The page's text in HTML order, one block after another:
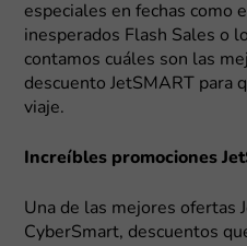
especiales en fechas como
inesperados Flash Sales o
contamos cuáles son las
descuento JetSMART para
viaje.
Increíbles promociones
Una de las mejores ofertas
CyberSmart, descuentos